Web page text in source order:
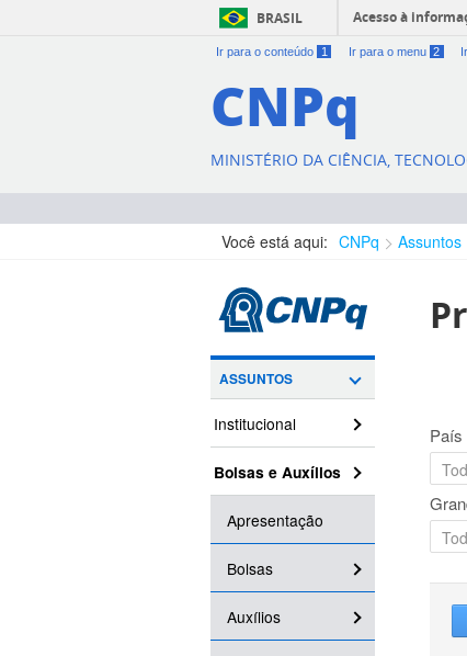
BRASIL Acesso à
Ir para o conteúdo 1 Ir para o menu 2
CNPq
MINISTÉRIO DA CIÊNCIA,
Você está aqui: CNPq Assuntos
ASSUNTOS
Institucional
Bolsas e Auxílios
Apresentação
Bolsas
Auxílios
País